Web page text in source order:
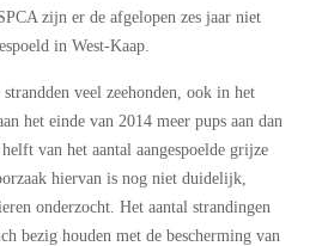
zijn er de afgelopen zes jaar niet
in West-Kaap.
veel zeehonden, ook in het
het einde van 2014 meer pups aan dan
van het aantal aangespoelde grijze
hiervan is nog niet duidelijk,
onderzocht. Het aantal strandingen
bezig houden met de bescherming van